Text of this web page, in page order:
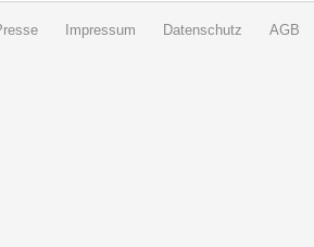
Impressum Datenschutz AGB